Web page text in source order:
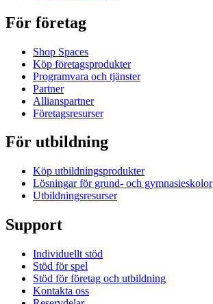
För företag
Shop Spaces
Köp företagsprodukter
Programvara och tjänster
Partner
Allianspartner
Företagsresurser
För utbildning
Köp utbildningsprodukter
Lösningar för grund- och gymnasieskolor
Utbildningsresurser
Support
Individuellt stöd
Stöd för spel
Stöd för företag och utbildning
Kontakta oss